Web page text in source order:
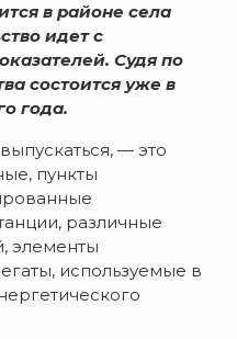
в районе села
идет с
Судя по
состоится уже в
года.
— это
пункты
различные
элементы
используемые в